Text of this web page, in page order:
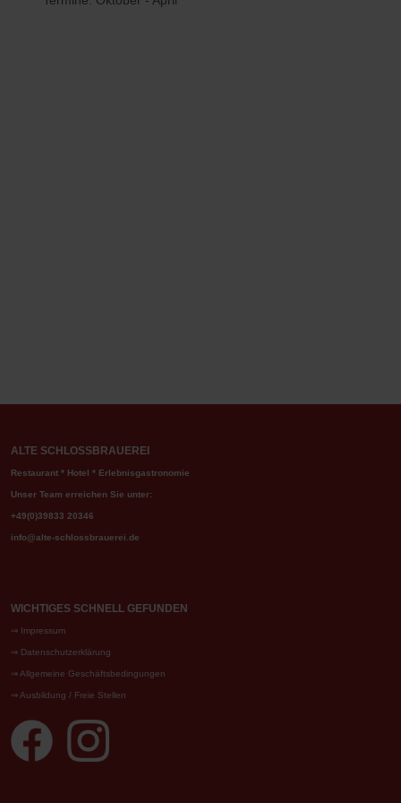
ALTE SCHLOSSBRAUEREI
Restaurant * Hotel * Erlebnisgastronomie
Unser Team erreichen Sie unter:
+49(0)39833 20346
info@alte-schlossbrauerei.de
WICHTIGES SCHNELL GEFUNDEN
⇒ Impressum
⇒ Datenschutzerklärung
⇒ Allgemeine Geschäftsbedingungen
⇒ Ausbildung / Freie Stellen